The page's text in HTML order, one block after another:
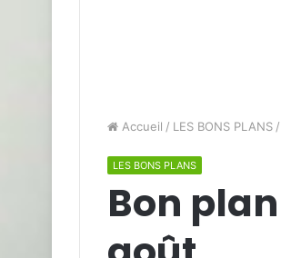
Accueil / LES BONS PLANS /
LES BONS PLANS
Bon